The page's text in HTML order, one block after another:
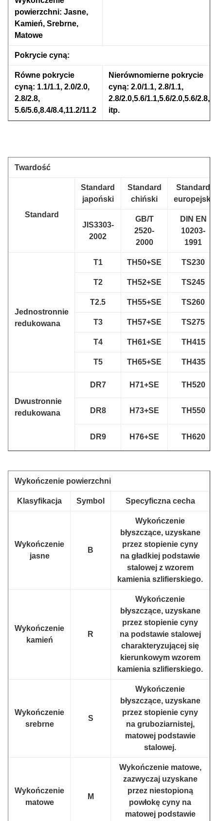
powierzchni: Jasne,
Kamień, Srebrne,
Matowe
Pokrycie cyną:
Równe pokrycie
cyną: 1.1/1.1, 2.0/2.0,
2.8/2.8,
5.6/5.6,8.4/8.4,11.2/11.2
Nierównomierne pokrycie
cyną: 2.0/1.1, 2.8/1.1,
2.8/2.0,5.6/1.1,5.6/2.0,5.6/2.8,
itp.
Twardość
Standard
Standard
japoński
Standard
chiński
Standard
europejski
JIS3303-
2002
GB/T
2520-
2000
DIN EN
10203-
1991
Jednostronnie
redukowana
T1 TH50+SE TS230
T2 TH52+SE TS245
T2.5 TH55+SE TS260
T3 TH57+SE TS275
T4 TH61+SE TH415
T5 TH65+SE TH435
Dwustronnie
redukowana
DR7 H71+SE TH520
DR8 H73+SE TH550
DR9 H76+SE TH620
Wykończenie powierzchni
Klasyfikacja Symbol Specyficzna cecha
Wykończenie
jasne
B
Wykończenie
błyszczące, uzyskane
przez stopienie cyny
na gładkiej podstawie
stalowej z wzorem
kamienia szlifierskiego.
Wykończenie
kamień
R
Wykończenie
błyszczące, uzyskane
przez stopienie cyny
na podstawie stalowej
charakteryzującej się
kierunkowym wzorem
kamienia szlifierskiego.
Wykończenie
srebrne
S
Wykończenie
błyszczące, uzyskane
przez stopienie cyny
na gruboziarnistej,
matowej podstawie
stalowej.
Wykończenie
matowe
M
Wykończenie matowe,
zazwyczaj uzyskane
przez niestopioną
powłokę cyny na
matowej podstawie